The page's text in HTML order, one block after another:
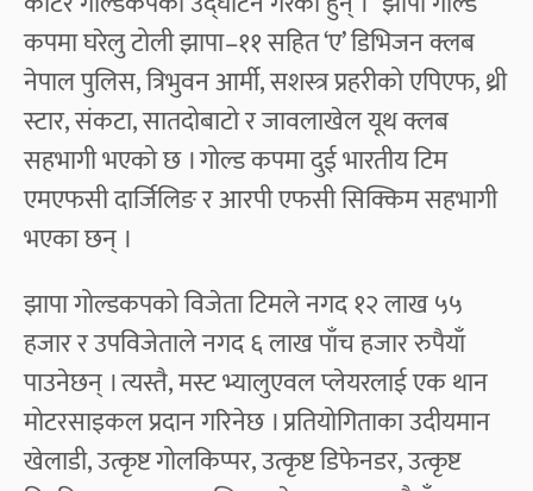
कपमा घरेलु टोली झापा–११ सहित ‘ए’ डिभिजन क्लब
नेपाल पुलिस, त्रिभुवन आर्मी, सशस्त्र प्रहरीको एपिएफ, थ्री
स्टार, संकटा, सातदोबाटो र जावलाखेल यूथ क्लब
सहभागी भएको छ । गोल्ड कपमा दुई भारतीय टिम
एमएफसी दार्जिलिङ र आरपी एफसी सिक्किम सहभागी
भएका छन् ।
झापा गोल्डकपको विजेता टिमले नगद १२ लाख ५५
हजार र उपविजेताले नगद ६ लाख पाँच हजार रुपैयाँ
पाउनेछन् । त्यस्तै, मस्ट भ्यालुएवल प्लेयरलाई एक थान
मोटरसाइकल प्रदान गरिनेछ । प्रतियोगिताका उदीयमान
खेलाडी, उत्कृष्ट गोलकिप्पर, उत्कृष्ट डिफेनडर, उत्कृष्ट